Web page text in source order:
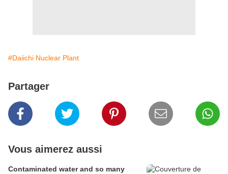
#Daiichi Nuclear Plant
Partager
Vous aimerez aussi
Contaminated water and so many